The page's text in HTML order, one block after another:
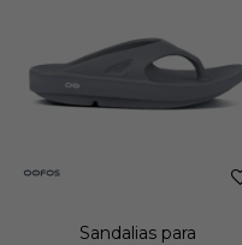
Sandalias para